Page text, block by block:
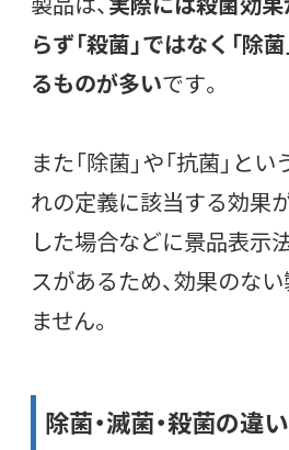
らず「殺菌」ではなく「除
るものが多いです。
また「除菌」や「抗菌」と
れの定義に該当する効果
した場合などに景品表示
スがあるため、効果のな
ません。
除菌・滅菌・殺菌の違